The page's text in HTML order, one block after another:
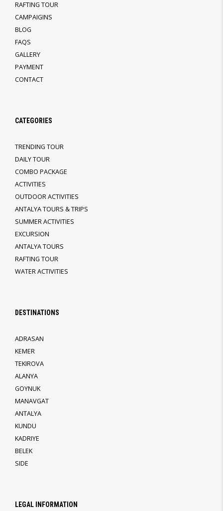
RAFTING TOUR
CAMPAIGINS
BLOG
FAQS
GALLERY
PAYMENT
CONTACT
CATEGORIES
TRENDING TOUR
DAILY TOUR
COMBO PACKAGE
ACTIVITIES
OUTDOOR ACTIVITIES
ANTALYA TOURS & TRIPS
SUMMER ACTIVITIES
EXCURSION
ANTALYA TOURS
RAFTING TOUR
WATER ACTIVITIES
DESTINATIONS
ADRASAN
KEMER
TEKIROVA
ALANYA
GOYNUK
MANAVGAT
ANTALYA
KUNDU
KADRIYE
BELEK
SIDE
LEGAL INFORMATION